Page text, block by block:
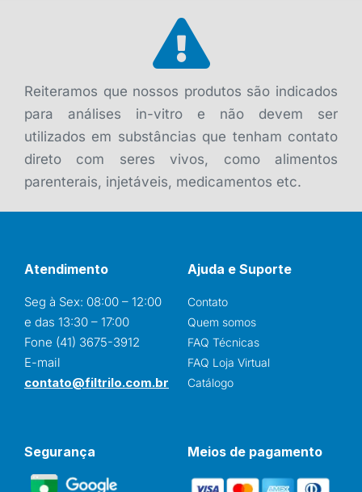
Reiteramos que nossos produtos são indicados
para análises in-vitro e não devem ser
utilizados em substâncias que tenham contato
direto com seres vivos, como alimentos
parenterais, injetáveis, medicamentos etc.
Atendimento
Seg à Sex: 08:00 – 12:00
e das 13:30 – 17:00
Fone (41) 3675-3912
E-mail
contato@filtrilo.com.br
Ajuda e Suporte
Contato
Quem somos
FAQ Técnicas
FAQ Loja Virtual
Catálogo
Segurança Meios de pagamento